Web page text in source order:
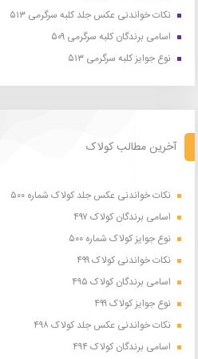
نکات خواندنی عکس جلد کلبه سرگرمی ۵۱۳
اسامی برندگان کلبه سرگرمی ۵۰۹
نوع جوایز کلبه سرگرمی ۵۱۳
آخرین مطالب کولاک
نکات خواندنی عکس جلد کولاک شماره ۵۰۰
اسامی برندگان کولاک ۴۹۷
نوع جوایز کولاک شماره ۵۰۰
نکات خواندنی کولاک ۴۹۹
اسامی برندگان کولاک ۴۹۵
نوع جوایز کولاک ۴۹۹
نکات خواندنی عکس جلد کولاک ۴۹۸
اسامی برندگان کولاک ۴۹۴